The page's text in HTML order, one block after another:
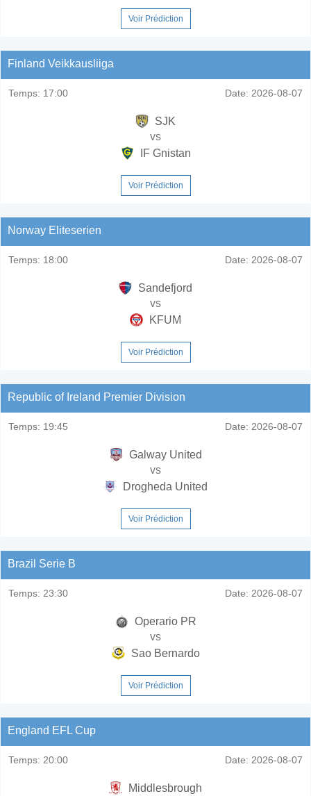
Voir Prédiction
Finland Veikkausliiga
Temps: 17:00 Date: 2026-08-07
SJK
vs
IF Gnistan
Voir Prédiction
Norway Eliteserien
Temps: 18:00 Date: 2026-08-07
Sandefjord
vs
KFUM
Voir Prédiction
Republic of Ireland Premier Division
Temps: 19:45 Date: 2026-08-07
Galway United
vs
Drogheda United
Voir Prédiction
Brazil Serie B
Temps: 23:30 Date: 2026-08-07
Operario PR
vs
Sao Bernardo
Voir Prédiction
England EFL Cup
Temps: 20:00 Date: 2026-08-07
Middlesbrough